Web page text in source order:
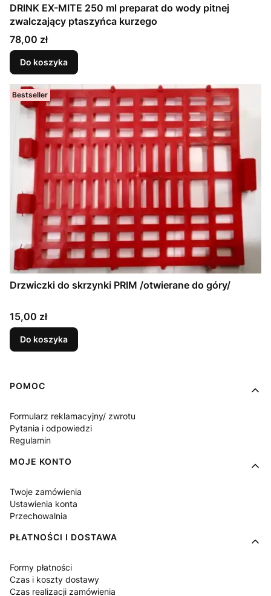
DRINK EX-MITE 250 ml preparat do wody pitnej
zwalczający ptaszyńca kurzego
Cena
78,00 zł
Do koszyka
Bestseller
Drzwiczki do skrzynki PRIM /otwierane do góry/
Cena
15,00 zł
Do koszyka
Linki w stopce
POMOC
Formularz reklamacyjny/ zwrotu
Pytania i odpowiedzi
Regulamin
MOJE KONTO
Twoje zamówienia
Ustawienia konta
Przechowalnia
PŁATNOŚCI I DOSTAWA
Formy płatności
Czas i koszty dostawy
Czas realizacji zamówienia